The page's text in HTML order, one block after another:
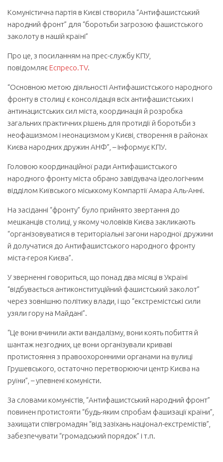
Комуністична партія в Києві створила “Антифашистський
народний фронт” для “боротьби загрозою фашистського
заколоту в нашій країні”
Про це, з посиланням на прес-службу КПУ,
повідомляє Еспресо.TV.
“Основною метою діяльності Антифашистського народного
фронту в столиці є консолідація всіх антифашистських і
антинацистських сил міста, координація й розробка
загальних практичних рішень для протидії й боротьби з
неофашизмом і неонацизмом у Києві, створення в районах
Києва народних дружин АНФ”, – інформує КПУ.
Головою координаційної ради Антифашистського
народного фронту міста обрано завідувача ідеологічним
відділом Київського міськкому Компартії Амара Аль-Анні.
На засіданні “фронту” було прийнято звертання до
мешканців столиці, у якому чоловіків Києва закликають
“організовуватися в територіальні загони народної дружини
й долучатися до Антифашистського народного фронту
міста-героя Києва”.
У зверненні говориться, що понад два місяці в Україні
“відбувається антиконституційний фашистський заколот”
через зовнішню політику влади, і що “екстремістські сили
узяли гору на Майдані”.
“Це вони вчинили акти вандалізму, вони коять побиття й
шантаж незгодних, це вони організували криваві
протистояння з правоохоронними органами на вулиці
Грушевського, остаточно перетворюючи центр Києва на
руїни”, – упевнені комуністи.
За словами комуністів, “Антифашистський народний фронт”
повинен протистояти “будь-яким спробам фашизації країни”,
захищати співгромадян “від зазіхань націонал-екстремістів”,
забезпечувати “громадський порядок” і т.п.